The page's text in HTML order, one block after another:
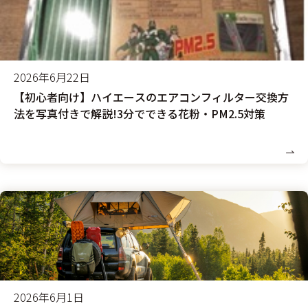
2026年6月22日
【初心者向け】ハイエースのエアコンフィルター交換方
法を写真付きで解説!3分でできる花粉・PM2.5対策
2026年6月1日